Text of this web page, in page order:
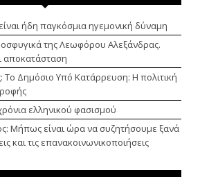
ήδη παγκόσμια ηγεμονική δύναμη
της Λεωφόρου Αλεξάνδρας.
αποκατάσταση
Το Δημόσιο Υπό Κατάρρευση: Η πολιτική
ελληνικού φασισμού
Μήπως είναι ώρα να συζητήσουμε ξανά
και τις επανακοινωνικοποιήσεις